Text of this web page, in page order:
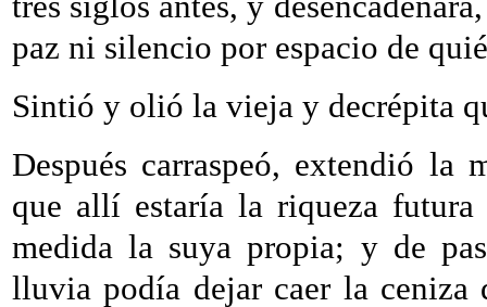
paz ni silencio por espacio de
Sintió y olió la vieja y decrépita
Después carraspeó, extendió la
que allí estaría la riqueza
medida la suya propia; y de
lluvia podía dejar caer la ceniza